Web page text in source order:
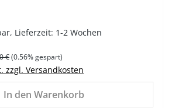
Lieferzeit: 1-2 Wochen
Preis:
€(0.56% gespart)
zzgl. Versandkosten
In den Warenkorb